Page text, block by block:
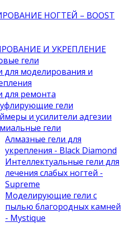
НОГТЕЙ – BOOST
И УКРЕПЛЕНИЕ
гели
для моделирования и
для ремонта
гели
и усилители адгезии
гели
Алмазные гели для
укрепления - Black Diamond
Интеллектуальные гели для
лечения слабых ногтей -
Supreme
Моделирующие гели с
пылью благородных камней
- Mystique